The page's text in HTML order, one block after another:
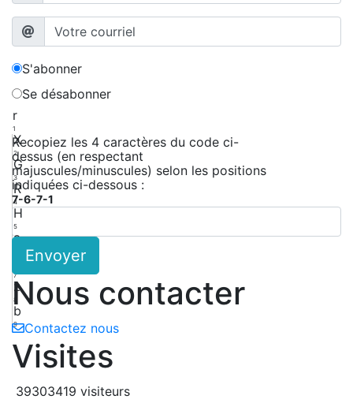
S'abonner
Se désabonner
r
1
X
2
G
3
R
4
H
5
a
7
z
8
b
9
Recopiez les 4 caractères du code ci-
dessus (en respectant
majuscules/minuscules) selon les positions
indiquées ci-dessous :
7-6-7-1
Envoyer
Nous contacter
Contactez nous
Visites
39303419 visiteurs